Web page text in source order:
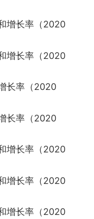
增长率（2020
增长率（2020
长率（2020
长率（2020
增长率（2020
增长率（2020
增长率（2020